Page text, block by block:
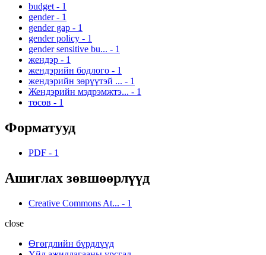
budget - 1
gender - 1
gender gap - 1
gender policy - 1
gender sensitive bu... - 1
жендэр - 1
жендэрийн бодлого - 1
жендэрийн зөрүүтэй ... - 1
Жендэрийн мэдрэмжтэ... - 1
төсөв - 1
Форматууд
PDF - 1
Ашиглах зөвшөөрлүүд
Creative Commons At... - 1
close
Өгөгдлийн бүрдлүүд